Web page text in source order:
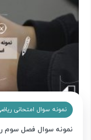
نمونه سوال امتحانی
نمونه سوال فصل سوم